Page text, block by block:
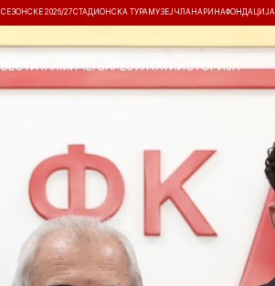
СЕЗОНСКЕ 2026/27СТАДИОНСКА ТУРА МУЗЕЈ ЧЛАНАРИНАФОНДАЦИЈА
ВЕСТИТАКМИЧЕЊАРЕЗУЛТАТИИСТОРИЈА